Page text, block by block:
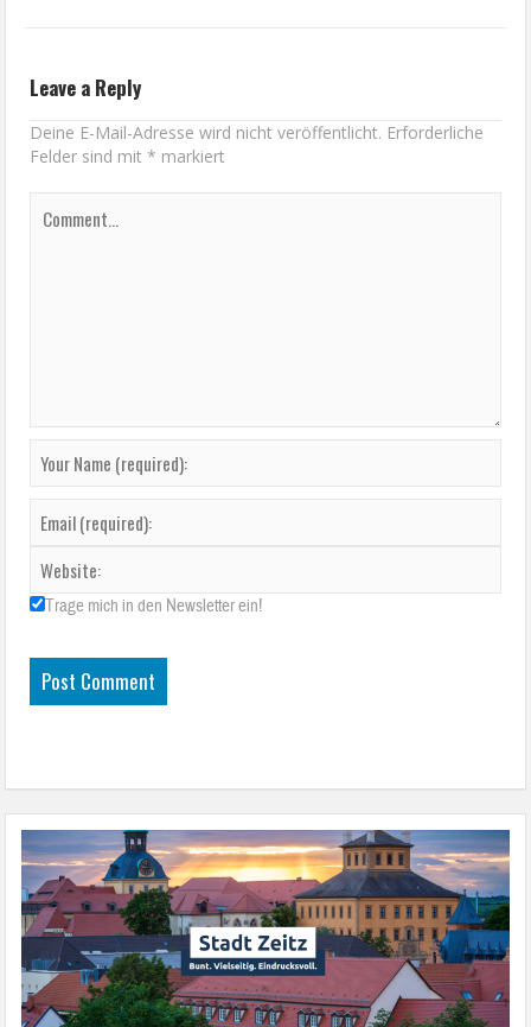
Leave a Reply
Deine E-Mail-Adresse wird nicht veröffentlicht. Erforderliche
Felder sind mit* markiert
Trage mich in den Newsletter ein!